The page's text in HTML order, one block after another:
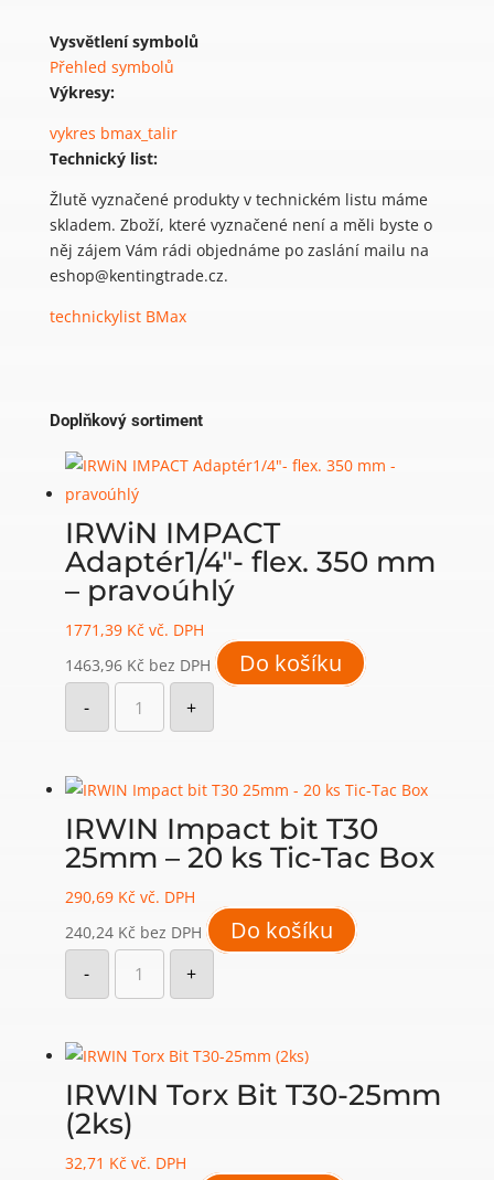
Vysvětlení symbolů
Přehled symbolů
Výkresy:
vykres bmax_talir
Technický list:
Žlutě vyznačené produkty v technickém listu máme
skladem. Zboží, které vyznačené není a měli byste o
něj zájem Vám rádi objednáme po zaslání mailu na
eshop@kentingtrade.cz.
technickylist BMax
Doplňkový sortiment
IRWiN IMPACT
Adaptér1/4″- flex. 350 mm
– pravoúhlý
1771,39 Kčvč. DPH
1463,96 Kč bez DPH Do košíku
-
IRWiN
IMPACT
Adaptér1/4"-
flex.
-
pravoúhlý
+
IRWIN Impact bit T30
25mm – 20 ks Tic-Tac Box
290,69 Kč vč. DPH
240,24 Kč bez DPH Do košíku
-
IRWIN
Impact
T30
20
ks
Tac
Box
množství
+
IRWIN Torx Bit T30-25mm
(2ks)
32,71 Kč vč. DPH